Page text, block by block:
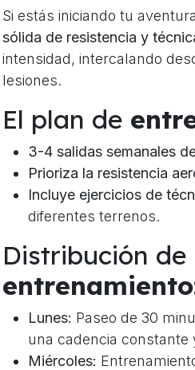
Si estás iniciando tu
sólida de resistencia y
intensidad, intercalando
lesiones.
El plan de
3-4 salidas semanales
Prioriza la resistencia
Incluye ejercicios de
diferentes terrenos.
Distribución de
entrenamiento
Lunes: Paseo de 30
una cadencia
Miércoles: